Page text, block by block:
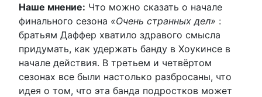
Наше мнение: Что можно сказать о начале
финального сезона «Очень странных дел» :
братьям Даффер хватило здравого смысла
придумать, как удержать банду в Хоукинсе в
начале действия. В третьем и четвёртом
сезонах все были настолько разбросаны, что
идея о том, что эта банда подростков может